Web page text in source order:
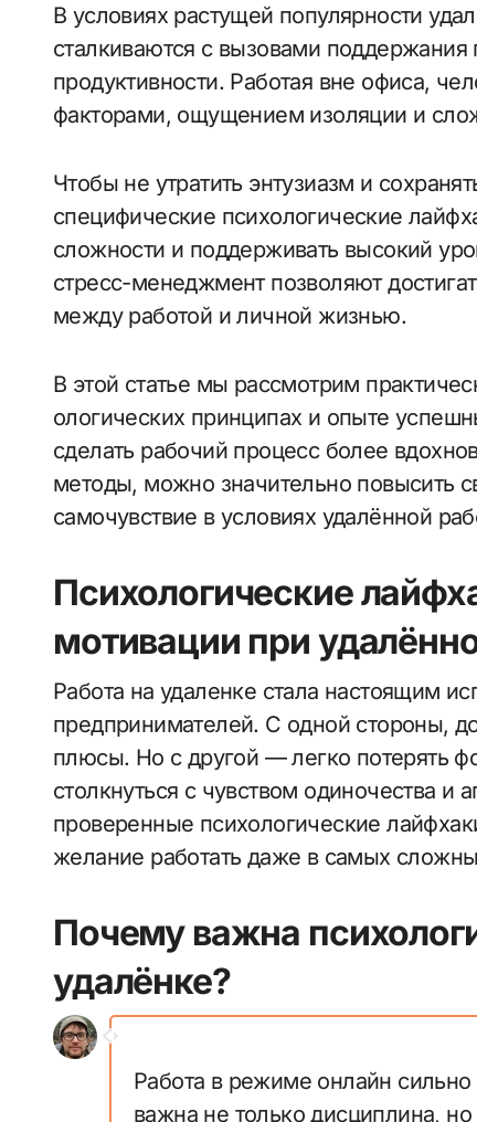
В условиях растущей популярности удалённой работы многие специалисты
сталкиваются с вызовами
продуктивности. Работая вне офиса,
факторами, ощущением изоляции и
Чтобы не утратить энтузиазм и
специфические психологические
сложности и поддерживать высокий
стресс-менеджмент позволяют
между работой и личной жизнью.
В этой статье мы рассмотрим
ологических принципах и опыте
сделать рабочий процесс более
методы, можно значительно повысить
самочувствие в условиях удалённой
Психологические
мотивации при
Работа на удаленке стала настоящим
предпринимателей. С одной стороны,
плюсы. Но с другой — легко потерять
столкнуться с чувством одиночества и
проверенные психологические
желание работать даже в самых
Почему важна
удалёнке?
Работа в режиме онлайн сильно
важна не только дисциплина,